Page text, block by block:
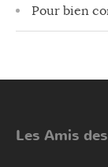
Pour bien
Les Amis